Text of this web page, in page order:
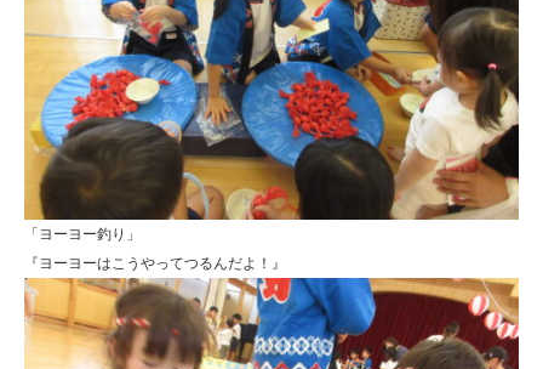
「ヨーヨー釣り」
『ヨーヨーはこうやってつるんだよ！』